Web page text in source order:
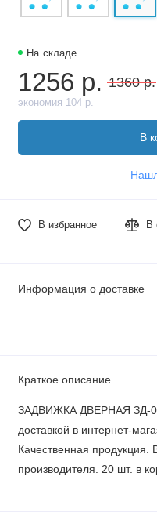
На складе
1256 р. 1360 р.
экономия 104 р.
В
В избранное В
Информация о доставке
Краткое описание
ЗАДВИЖКА ДВЕРНАЯ ЗД-
доставкой в интернет-
Качественная
производителя. 20 шт. в